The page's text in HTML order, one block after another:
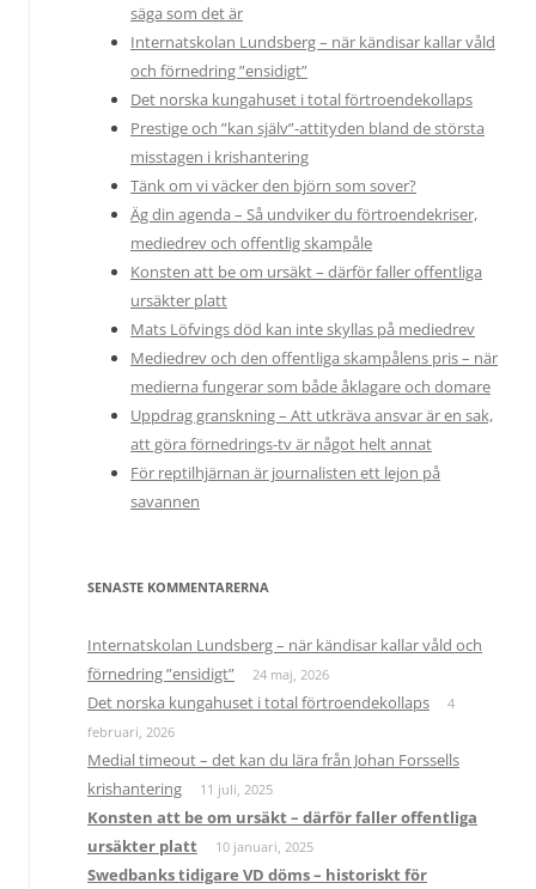
säga som det är
Internatskolan Lundsberg – när kändisar kallar våld
och förnedring ”ensidigt”
Det norska kungahuset i total förtroendekollaps
Prestige och ”kan själv”-attityden bland de största
misstagen i krishantering
Tänk om vi väcker den björn som sover?
Äg din agenda – Så undviker du förtroendekriser,
mediedrev och offentlig skampåle
Konsten att be om ursäkt – därför faller offentliga
ursäkter platt
Mats Löfvings död kan inte skyllas på mediedrev
Mediedrev och den offentliga skampålens pris – när
medierna fungerar som både åklagare och domare
Uppdrag granskning – Att utkräva ansvar är en sak,
att göra förnedrings-tv är något helt annat
För reptilhjärnan är journalisten ett lejon på
savannen
SENASTE KOMMENTARERNA
Internatskolan Lundsberg – när kändisar kallar våld och
förnedring ”ensidigt”
24 maj, 2026
Det norska kungahuset i total förtroendekollaps
4
februari, 2026
Medial timeout – det kan du lära från Johan Forssells
krishantering
11 juli, 2025
Konsten att be om ursäkt – därför faller offentliga
ursäkter platt
10 januari, 2025
Swedbanks tidigare VD döms – historiskt för